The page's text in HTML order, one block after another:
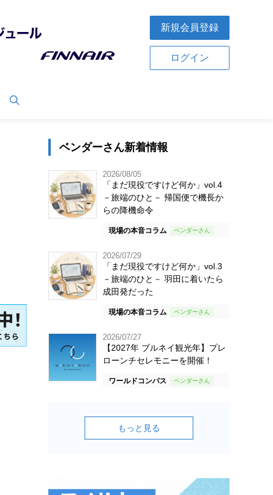
新規会員登録
ログイン
ベンダーさん新着情報
2026/08/05
「まだ現役ですけど何か」vol.4
－旅端のひと－ 帰国便で機長か
らの降機命令
現場の本音コラム
2026/07/29
「まだ現役ですけど何か」vol.3
－旅端のひと－ 羽田に着いたら
成田発だった
現場の本音コラム
2026/07/27
【2027年 ブルネイ観光年】プレ
ローンチセレモニーを開催！
ワールドコンパス
もっと見る